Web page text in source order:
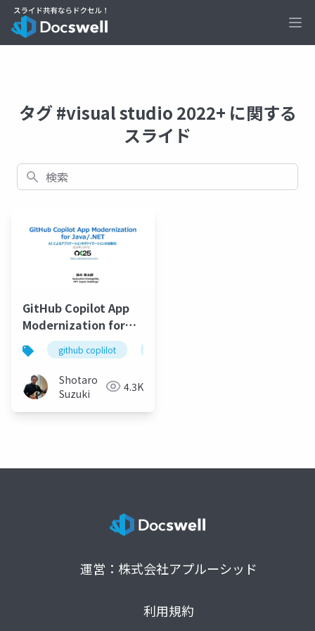
タグ #visual studio 2022+ に関する
スライド
検索
GitHub Copilot App
Modernization for
Java & .NET
github coplilot
Shotaro
Suzuki
4.3K
運営：株式会社アプルーシッド
利用規約